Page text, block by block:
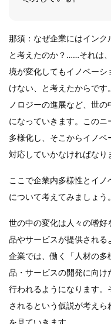
那須：なぜ企業にはイン
と考えたのか？……それは
境が変化してもイノベー
けない、と考えたからで
ノロジーの進展など、世
になっていきます。この
多様化し、そこからイノ
対応していかなければなり
ここで企業内多様性とイ
について考えてみましょう。
世の中の変化は人々の嗜
品やサービスが提供され
企業では、働く「人材の
品・サービスの開発に向
行われるようになります
されるという仮説が考え